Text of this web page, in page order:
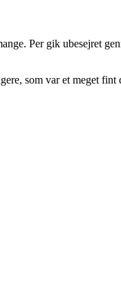
Per gik ubesejret
som var et meget fint